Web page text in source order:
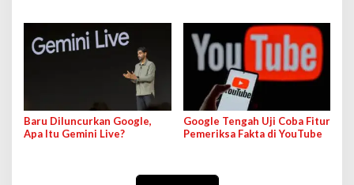
Baru Diluncurkan Google,
Apa Itu Gemini Live?
Google Tengah Uji Coba Fitur
Pemeriksa Fakta di YouTube